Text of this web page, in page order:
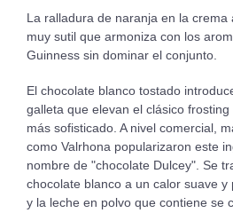
La ralladura de naranja en la
muy sutil que armoniza con los
Guinness sin dominar el conjunto.
El chocolate blanco tostado
galleta que elevan el clásico
más sofisticado. A nivel comercial,
como Valrhona popularizaron este
nombre de "chocolate Dulcey". Se
chocolate blanco a un calor suave
y la leche en polvo que contiene se